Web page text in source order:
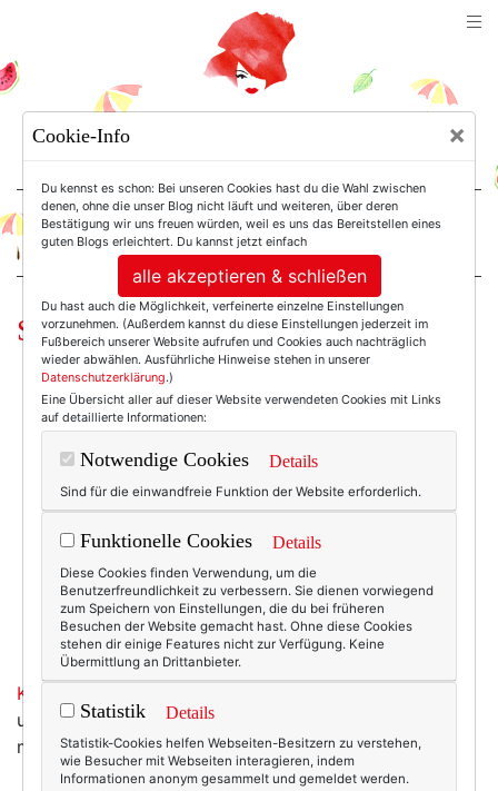
For Women. Not Girls.
Safari anyone?
Kate Spade hat einfach die schönsten
unten mit der analogen Wählscheibe gehört übrigens
mir. Damals war es aber noch um 5 Dollar billiger!)
Cookie-Info ×
Du kennst es schon: Bei unseren Cookies hast du die Wahl zwischen
denen, ohne die unser Blog nicht läuft und weiteren, über deren
Bestätigung wir uns freuen würden, weil es uns das Bereitstellen eines
guten Blogs erleichtert. Du kannst jetzt einfach
alle akzeptieren & schließen
Du hast auch die Möglichkeit, verfeinerte einzelne Einstellungen
vorzunehmen. (Außerdem kannst du diese Einstellungen jederzeit im
Fußbereich unserer Website aufrufen und Cookies auch nachträglich
wieder abwählen. Ausführliche Hinweise stehen in unserer
Datenschutzerklärung.)
Eine Übersicht aller auf dieser Website verwendeten Cookies mit Links
auf detaillierte Informationen:
Notwendige Cookies Details
Sind für die einwandfreie Funktion der Website erforderlich.
Funktionelle Cookies Details
Diese Cookies finden Verwendung, um die
Benutzerfreundlichkeit zu verbessern. Sie dienen vorwiegend
zum Speichern von Einstellungen, die du bei früheren
Besuchen der Website gemacht hast. Ohne diese Cookies
stehen dir einige Features nicht zur Verfügung. Keine
Übermittlung an Drittanbieter.
Statistik Details
Statistik-Cookies helfen Webseiten-Besitzern zu verstehen,
wie Besucher mit Webseiten interagieren, indem
Informationen anonym gesammelt und gemeldet werden.